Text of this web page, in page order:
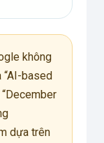
không
“AI-based
dựa trên